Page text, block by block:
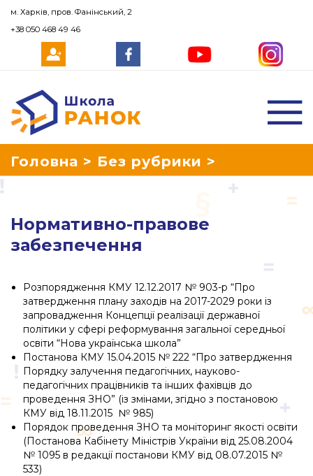
Школа Ранок
Головна > Без рубрики >
Нормативно-правове
забезпечення
Розпорядження КМУ 12.12.2017 № 903-р “Про
затвердження плану заходів на 2017-2029 роки із
запровадження Концепції реалізації державної
політики у сфері реформування загальної середньої
освіти “Нова українська школа”
Постанова КМУ 15.04.2015 № 222 “Про затвердження
Порядку залучення педагогічних, науково-
педагогічних працівників та інших фахівців до
проведення ЗНО” (із змінами, згідно з постановою
КМУ від 18.11.2015 № 985)
Порядок проведення ЗНО та моніторинг якості освіти
(Постанова Кабінету Міністрів України від 25.08.2004
№ 1095 в редакції постанови КМУ від 08.07.2015 №
533)
м. Харків, пров. Фанінський, 2
+38 050 468 49 46